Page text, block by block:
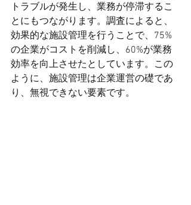
トラブルが発生し、業務が停滞するこ
とにもつながります。調査によると、
効果的な施設管理を行うことで、75%
の企業がコストを削減し、60%が業務
効率を向上させたとしています。この
ように、施設管理は企業運営の礎であ
り、無視できない要素です。